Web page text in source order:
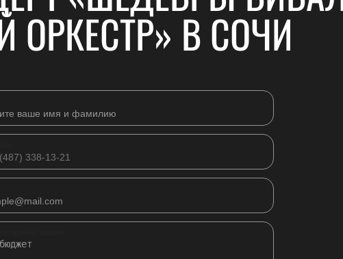
В СОЧИ